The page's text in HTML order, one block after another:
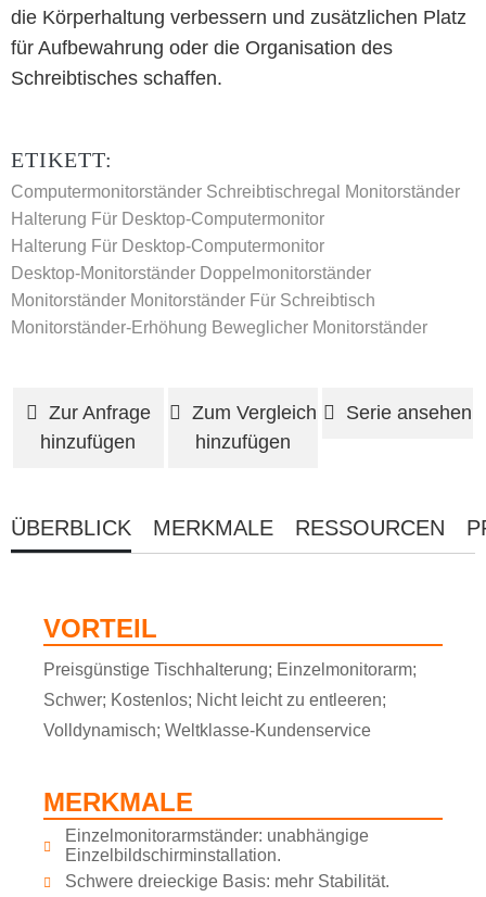
die Körperhaltung verbessern und zusätzlichen Platz
für Aufbewahrung oder die Organisation des
Schreibtisches schaffen.
ETIKETT:
Computermonitorständer Schreibtischregal Monitorständer
Halterung Für Desktop-Computermonitor
Halterung Für Desktop-Computermonitor
Desktop-Monitorständer Doppelmonitorständer
Monitorständer Monitorständer Für Schreibtisch
Monitorständer-Erhöhung Beweglicher Monitorständer
Zur Anfrage
hinzufügen
Zum Vergleich
hinzufügen
Serie ansehen
ÜBERBLICK MERKMALE RESSOURCEN
VORTEIL
Preisgünstige Tischhalterung; Einzelmonitorarm;
Schwer; Kostenlos; Nicht leicht zu entleeren;
Volldynamisch; Weltklasse-Kundenservice
MERKMALE
Einzelmonitorarmständer: unabhängige
Einzelbildschirminstallation.
Schwere dreieckige Basis: mehr Stabilität.